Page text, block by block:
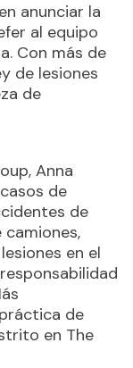
anunciar la
al equipo
Con más de
de lesiones
de
Anna
de
de
en el
de
en The